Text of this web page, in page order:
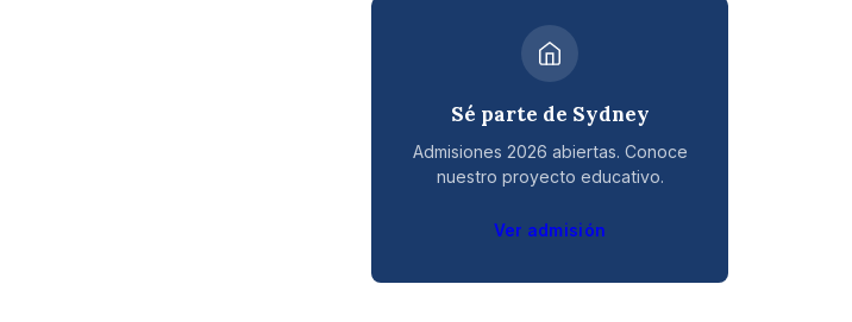
Sé parte de Sydney
Admisiones 2026 abiertas. Conoce
nuestro proyecto educativo.
Ver admisión